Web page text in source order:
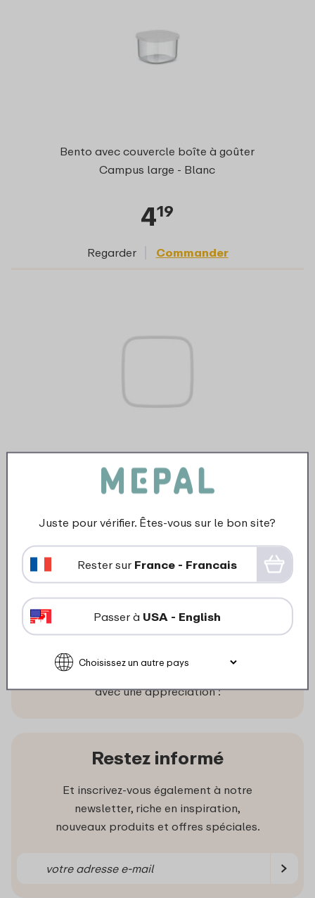
Bento avec couvercle boîte à goûter
Campus large - Blanc
419
Regarder Commander
Anneau boîte à goûter Campus large -
blanc
319
Ce que disent nos clients
Les clients nous évaluent en moyenne
avec une appréciation :
Restez informé
Et inscrivez-vous également à notre
newsletter, riche en inspiration,
nouveaux produits et offres spéciales.
Juste pour vérifier. Êtes-vous sur le bon site?
Rester sur France - Francais
Passer à USA - English